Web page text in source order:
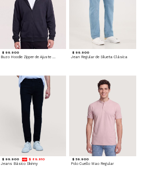
$ 99.900 $ 99.900
Jean Regular de Silueta Clásica
$ 99.900 $ 89.910
Jeans Básico Skinny
$ 59.900
Polo Cuello Mao Regular